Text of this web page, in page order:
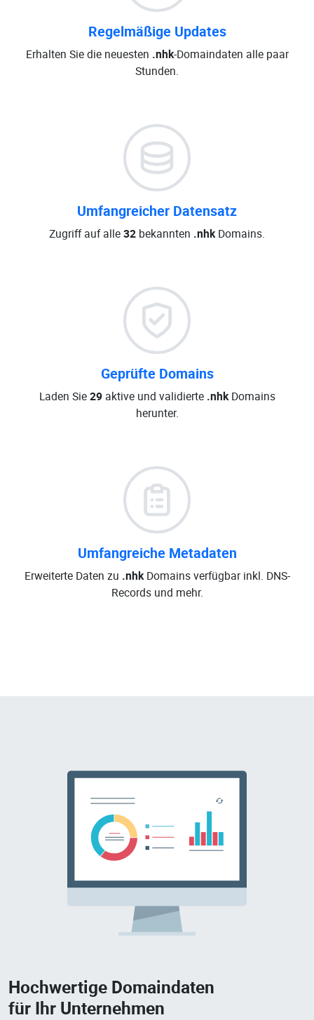
Regelmäßige Updates
Erhalten Sie die neuesten .nhk-Domaindaten alle paar
Stunden.
Umfangreicher Datensatz
Zugriff auf alle32 bekannten .nhkDomains.
Geprüfte Domains
Laden Sie29aktive und validierte .nhkDomains
herunter.
Umfangreiche Metadaten
Erweiterte Daten zu .nhkDomains verfügbar inkl. DNS-
Records und mehr.
Hochwertige Domaindaten
für Ihr Unternehmen